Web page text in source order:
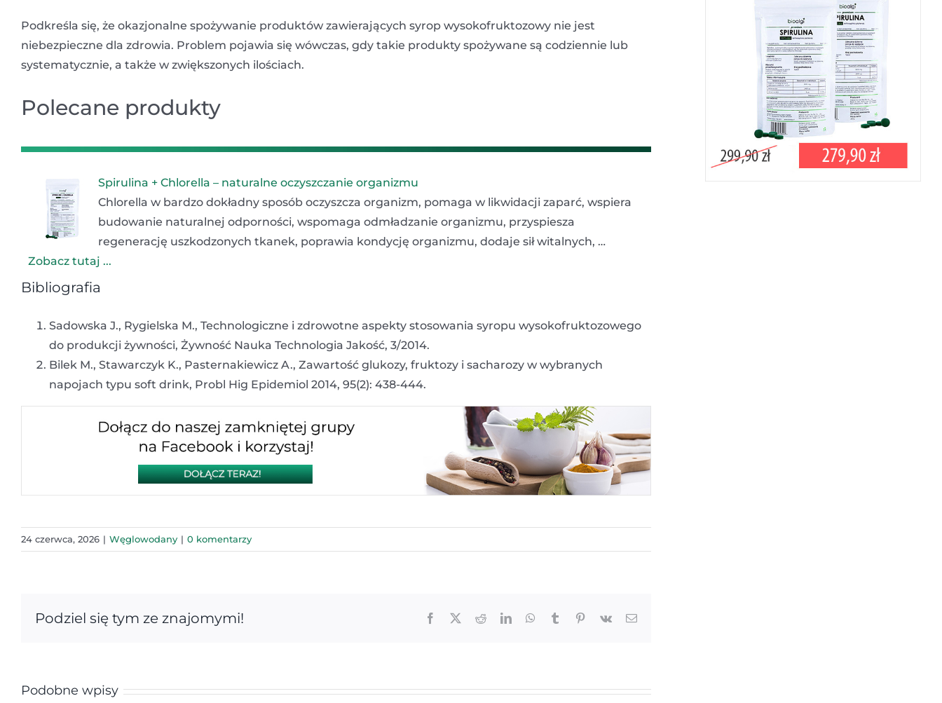
Podkreśla się, że okazjonalne spożywanie produktów zawierających syrop wysokofruktozowy nie jest
niebezpieczne dla zdrowia. Problem pojawia się wówczas, gdy takie produkty spożywane są codziennie lub
systematycznie, a także w zwiększonych ilościach.
Polecane produkty
Spirulina + Chlorella – naturalne oczyszczanie organizmu
Chlorella w bardzo dokładny sposób oczyszcza organizm, pomaga w likwidacji zaparć, wspiera
budowanie naturalnej odporności, wspomaga odmładzanie organizmu, przyspiesza
regenerację uszkodzonych tkanek, poprawia kondycję organizmu, dodaje sił witalnych, …
Zobacz tutaj ...
Bibliografia
Sadowska J., Rygielska M., Technologiczne i zdrowotne aspekty stosowania syropu wysokofruktozowego
do produkcji żywności, Żywność Nauka Technologia Jakość, 3/2014.
Bilek M., Stawarczyk K., Pasternakiewicz A., Zawartość glukozy, fruktozy i sacharozy w wybranych
napojach typu soft drink, Probl Hig Epidemiol 2014, 95(2): 438-444.
24 czerwca, 2026 | Węglowodany | 0 komentarzy
Podziel się tym ze znajomymi! Facebook
X RedditLinkedInWhatsApp
TumblrPinterest
Vk Email
Podobne wpisy